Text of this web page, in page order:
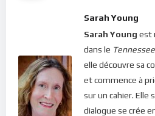
Si vous voulez vous inscrire sur le
de poster des commentaires) et
veuillez cliquer ici :Inscription
Sarah Young
Sarah Young est
dans le Tennessee
elle découvre sa
et commence à
sur un cahier. Elle
dialogue se crée